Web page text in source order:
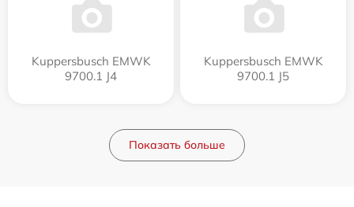
Kuppersbusch EMWK
9700.1 J4
Kuppersbusch EMWK
9700.1 J5
Показать больше